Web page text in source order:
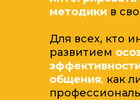
методики в
Для всех, кто
развитием
общения, как